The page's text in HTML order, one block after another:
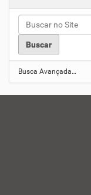
Busca Avançada…